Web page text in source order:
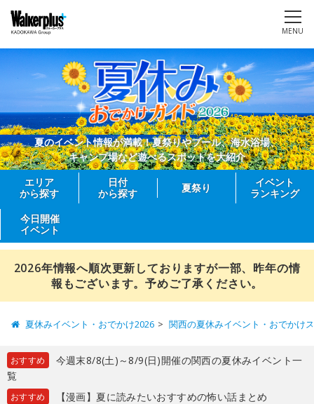
MENU
夏のイベント情報が満載！夏祭りやプール、海水浴場、
キャンプ場など遊べるスポットを大紹介
エリア
から探す
日付
から探す
夏祭り
イベント
ランキング
今日開催
イベント
2026年情報へ順次更新しておりますが一部、昨年の情
報もございます。予めご了承ください。
夏休みイベント・おでかけ2026 関西の夏休みイベント・おでかけ
おすすめ
今週末8/8(土)～8/9(日)開催の関西の夏休みイベント一
覧
おすすめ 【漫画】夏に読みたいおすすめの怖い話まとめ